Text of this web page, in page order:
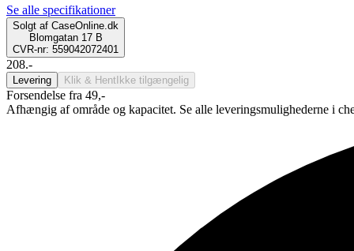
Se alle specifikationer
Solgt af CaseOnline.dk
Blomgatan 17 B
CVR-nr: 559042072401
208.-
Levering Klik & Hent Ikke tilgængelig
Forsendelse fra 49,-
Afhængig af område og kapacitet. Se alle leveringsmulighederne i